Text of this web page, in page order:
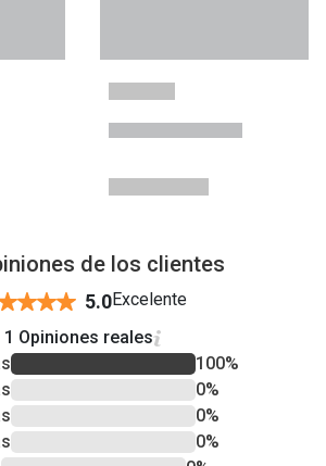
de los clientes
5.0Excelente
1 Opiniones reales
100%
0%
0%
0%